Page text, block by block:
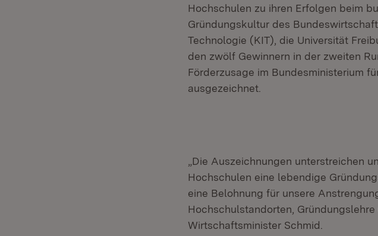
Hochschulen zu ihren Erfolgen beim
Gründungskultur des
Technologie (KIT), die Universität
den zwölf Gewinnern in der zweiten
Förderzusage im Bundesministerium
ausgezeichnet.
„Die Auszeichnungen unterstreichen
Hochschulen eine lebendige
eine Belohnung für unsere
Hochschulstandorten,
Wirtschaftsminister Schmid.